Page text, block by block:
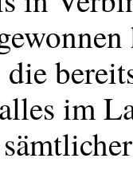
die
im